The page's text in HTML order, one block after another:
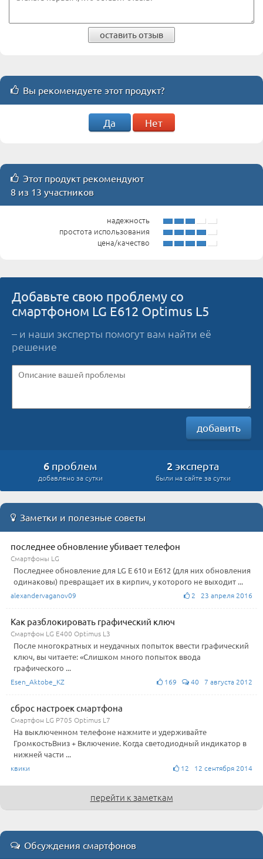
оставить отзыв
Вы рекомендуете этот продукт?
Да Нет
Этот продукт рекомендуют
8 из 13 участников
надежность
простота использования
цена/качество
Добавьте свою проблему со
смартфоном LG E612 Optimus L5
– и наши эксперты помогут вам найти её
решение
добавить
6 проблем
добавлено за сутки
2 эксперта
были на сайте за сутки
Заметки и полезные советы
последнее обновление убивает телефон
Смартфоны LG
Последнее обновление для LG E 610 и E612 (для них обновления
одинаковы) превращает их в кирпич, у которого не выходит ...
alexandervaganov09 2 23 апреля 2016
Как разблокировать графический ключ
Смартфон LG E400 Optimus L3
После многократных и неудачных попыток ввести графический
ключ, вы читаете: «Слишком много попыток ввода
графического ...
Esen_Aktobe_KZ 169 40 7 августа 2012
сброс настроек смартфона
Смартфон LG P705 Optimus L7
На выключенном телефоне нажмите и удерживайте
ГромкостьВниз + Включение. Когда светодиодный индикатор в
нижней части ...
квики 12 12 сентября 2014
перейти к заметкам
Обсуждения смартфонов